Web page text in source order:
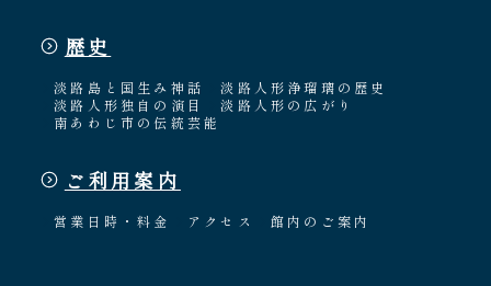
歴史
淡路島と国生み神話
淡路人形浄瑠璃の歴史
淡路人形独自の演目
淡路人形の広がり
南あわじ市の伝統芸能
ご利用案内
営業日時・料金 アクセス 館内のご案内